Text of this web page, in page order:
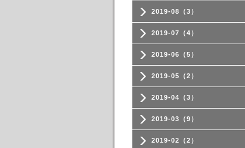
2019-08（3）
2019-07（4）
2019-06（5）
2019-05（2）
2019-04（3）
2019-03（9）
2019-02（2）